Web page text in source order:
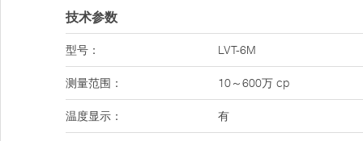
技术参数
型号： LVT-6M
测量范围： 10～600万 cp
温度显示： 有